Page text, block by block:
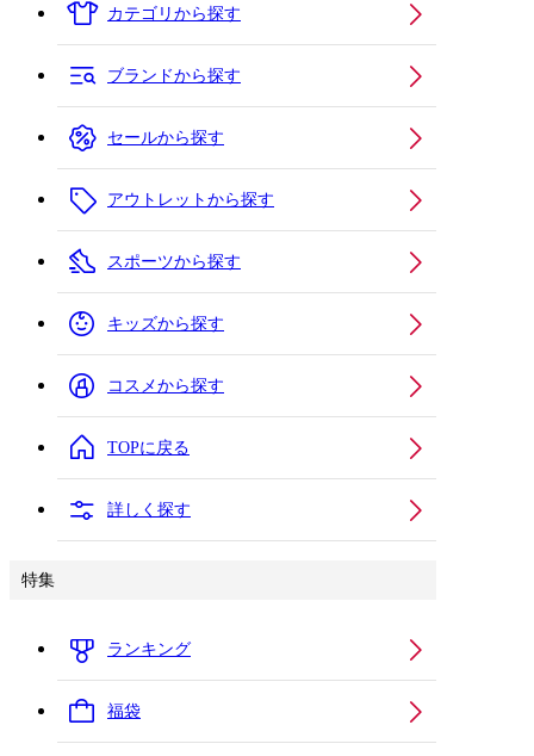
カテゴリから探す
ブランドから探す
セールから探す
アウトレットから探す
スポーツから探す
キッズから探す
コスメから探す
TOPに戻る
詳しく探す
特集
ランキング
福袋